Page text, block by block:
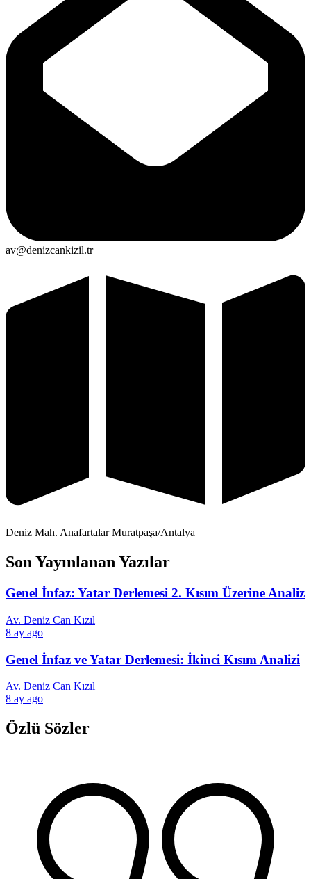
av@denizcankizil.tr
Deniz Mah. Anafartalar Muratpaşa/Antalya
Son Yayınlanan Yazılar
Genel İnfaz: Yatar Derlemesi 2. Kısım Üzerine Analiz
Av. Deniz Can Kızıl
8 ay ago
Genel İnfaz ve Yatar Derlemesi: İkinci Kısım Analizi
Av. Deniz Can Kızıl
8 ay ago
Özlü Sözler